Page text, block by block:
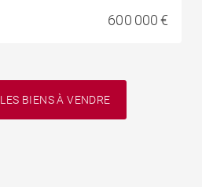
600 000 €
BIENS À VENDRE